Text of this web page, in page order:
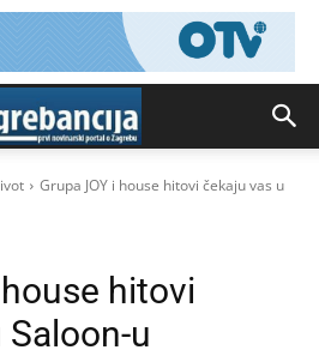
Grupa JOY i house hitovi čekaju vas u
hitovi
u